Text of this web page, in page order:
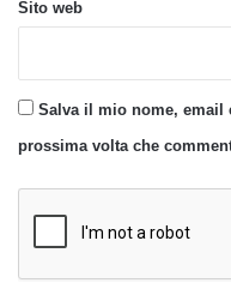
Sito web
Salva il mio nome, email
prossima volta che